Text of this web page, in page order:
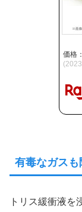
価格
有毒なガスも
トリス緩衝液を